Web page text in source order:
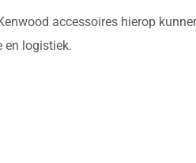
accessoires hierop
en logistiek.